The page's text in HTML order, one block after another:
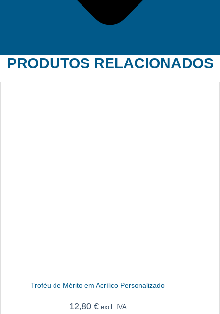
PRODUTOS RELACIONADOS
Troféu de Mérito em Acrílico Personalizado
12,80 €excl. IVA